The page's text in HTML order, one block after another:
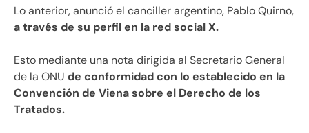
Lo anterior, anunció el canciller argentino, Pablo Quirno,
a través de su perfil en la red social X.
Esto mediante una nota dirigida al Secretario General
de la ONU de conformidad con lo establecido en la
Convención de Viena sobre el Derecho de los
Tratados.